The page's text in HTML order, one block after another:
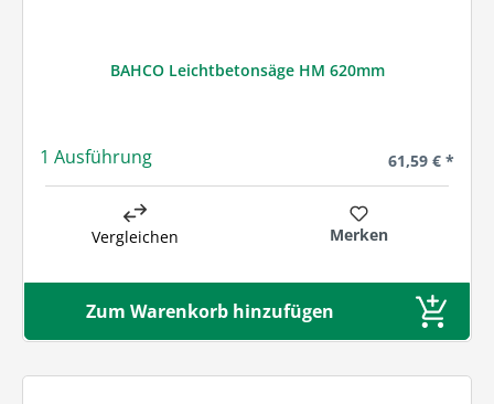
BAHCO Leichtbetonsäge HM 620mm
1 Ausführung Regulärer
61,59 € *
Vergleichen Merken
Zum Warenkorb hinzufügen